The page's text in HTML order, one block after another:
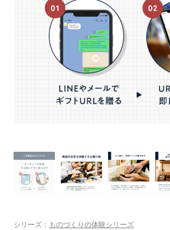
シリーズ： ものづくりの体験シリーズ